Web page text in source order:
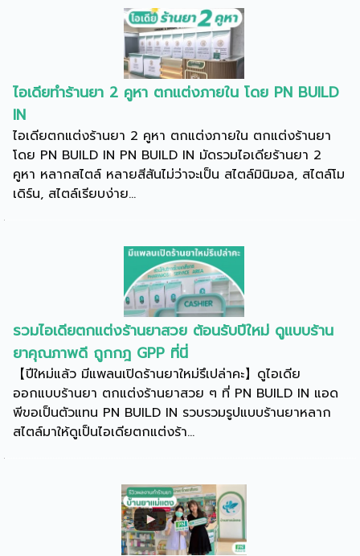
ไอเดียทำร้านยา 2 คูหา ตกแต่งภายใน โดย PN BUILD
IN
ไอเดียตกแต่งร้านยา 2 คูหา ตกแต่งภายใน ตกแต่งร้านยา
โดย PN BUILD IN PN BUILD IN มัดรวมไอเดียร้านยา 2
คูหา หลากสไตล์ หลายสีสันไม่ว่าจะเป็น สไตล์มินิมอล, สไตล์โม
เดิร์น, สไตล์เรียบง่าย...
รวมไอเดียตกแต่งร้านยาสวย ต้อนรับปีใหม่ ดูแบบร้าน
ยาคุณภาพดี ถูกกฎ GPP ที่นี่
【ปีใหม่แล้ว มีแพลนเปิดร้านยาใหม่รึเปล่าคะ】ดูไอเดีย
ออกแบบร้านยา ตกแต่งร้านยาสวย ๆ ที่ PN BUILD IN แอด
พีขอเป็นตัวแทน PN BUILD IN รวบรวมรูปแบบร้านยาหลาก
สไตล์มาให้ดูเป็นไอเดียตกแต่งร้า...